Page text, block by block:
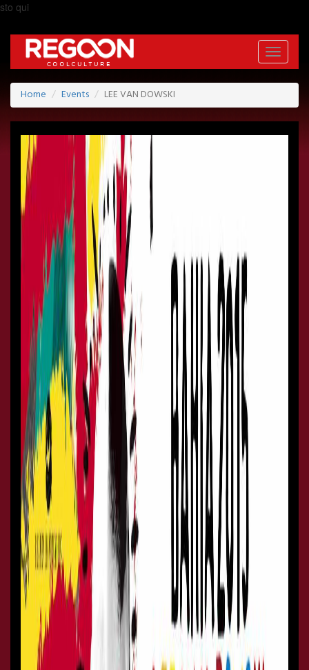
sto qui
Toggle
Home
Events LEE VAN DOWSKI